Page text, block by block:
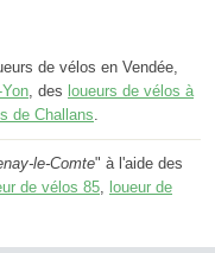
de vélos en Vendée,
, des loueurs de vélos à
de Challans.
le-Comte" à l'aide des
de vélos 85, loueur de